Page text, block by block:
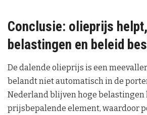
Conclusie: olieprijs
belastingen en beleid
De dalende olieprijs is een
belandt niet automatisch in de
Nederland blijven hoge belastingen
prijsbepalende element, waardoor